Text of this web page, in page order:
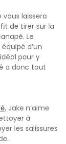
laissera
de tirer sur la
Le
d’un
pour y
a donc tout
, Jake n’aime
à
les salissures